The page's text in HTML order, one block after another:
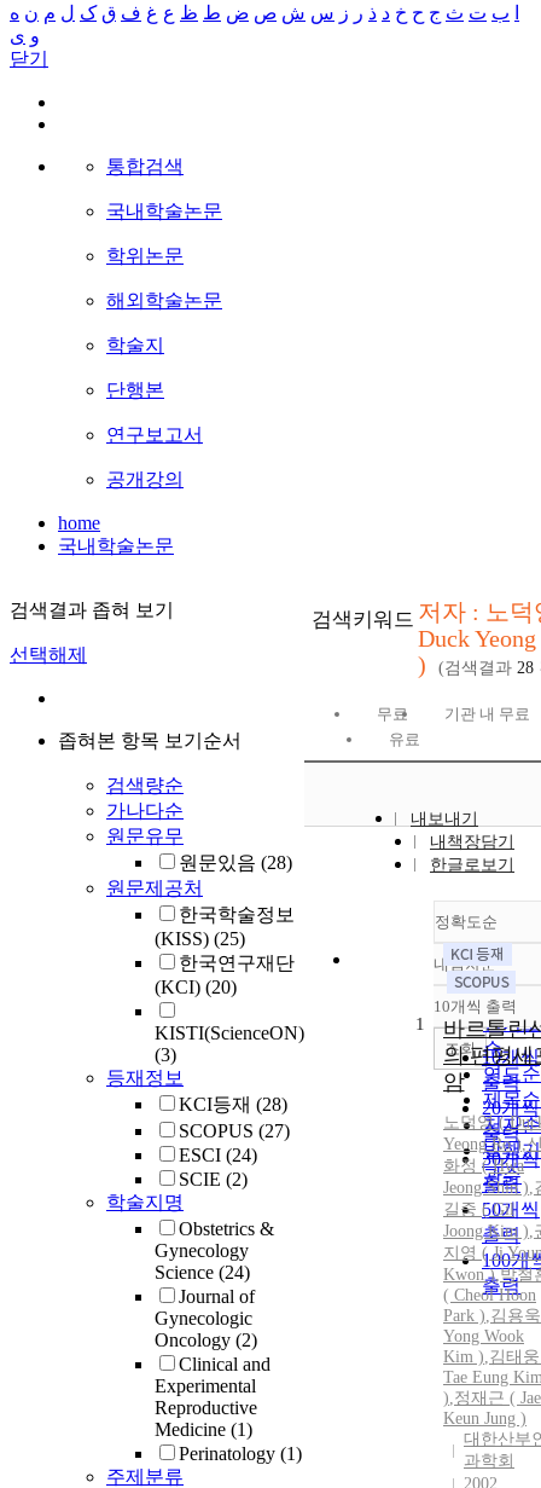
ب ت ث ج ح خ د ذ ر ز س ش ص ض ط ظ ع غ ف ق ک ل م ن ه
و ی
닫기
통합검색
국내학술논문
학위논문
해외학술논문
학술지
단행본
연구보고서
공개강의
home
국내학술논문
검색결과 좁혀 보기
선택해제
좁혀본 항목 보기순서
검색량순
가나다순
원문유무
원문있음 (28)
원문제공처
한국학술정보
(KISS) (25)
한국연구재단
(KCI) (20)
KISTI(ScienceON)
(3)
등재정보
KCI등재 (28)
SCOPUS (27)
ESCI (24)
SCIE (2)
학술지명
Obstetrics &
Gynecology
Science (24)
Journal of
Gynecologic
Oncology (2)
Clinical and
Experimental
Reproductive
Medicine (1)
Perinatology (1)
주제분류
검색키워드 저자 : 노덕
Duck
)
(검색결과 28
무료
기관 내 무료
유료
내보내기
내책장담기
한글로보기
정확도순
정확도
순
인기도
순
연도순
제목순
저자순
발행기
관순
내림차순
내림
10개씩 출력
10개씩
출력
20개씩
출력
30개씩
출력
50개씩
출력
100개
출력
조회
1
바르톨린
의 편평세
암
노덕영(
Yeong Ro),
화정 ( Hwa
Jeong Shin ),
길중 ( Gil
Joong Kim ),
지영 ( Ji
Kwon ),박철
( Cheol Hoon
Park ),김용
Yong Wook
Kim ),김태
Tae Eung
),정재근 ( Jae
Keun Jung )
대한산부
과학회
2002